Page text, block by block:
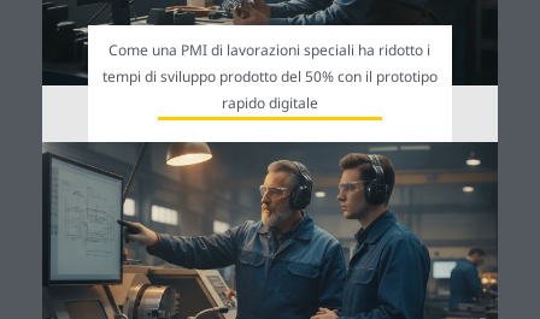
Come una PMI di lavorazioni speciali ha ridotto i
tempi di sviluppo prodotto del 50% con il prototipo
rapido digitale